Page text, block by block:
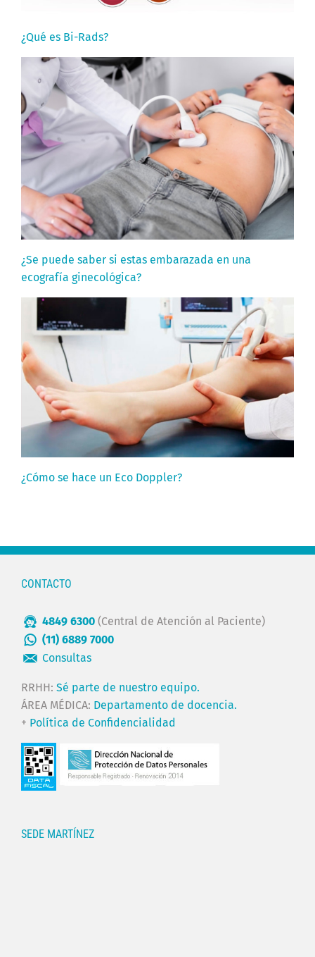
¿Qué es Bi-Rads?
¿Se puede saber si estas embarazada en una
ecografía ginecológica?
¿Cómo se hace un Eco Doppler?
CONTACTO
4849 6300 (Central de Atención al Paciente)
(11) 6889 7000
Consultas
RRHH: Sé parte de nuestro equipo.
ÁREA MÉDICA: Departamento de docencia.
+ Política de Confidencialidad
SEDE MARTÍNEZ